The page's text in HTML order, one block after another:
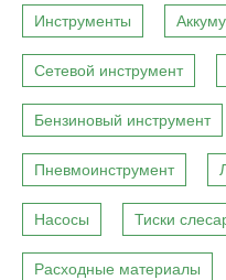
Инструменты
Сетевой инструмент
Бензиновый инструмент
Пневмоинструмент
Насосы Тиски
Расходные материалы